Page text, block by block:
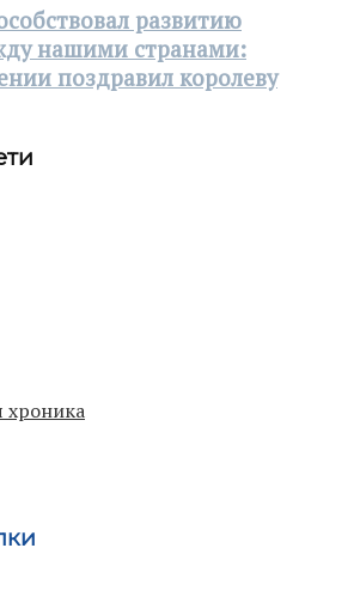
развитию
нашими странами:
поздравил королеву
хроника